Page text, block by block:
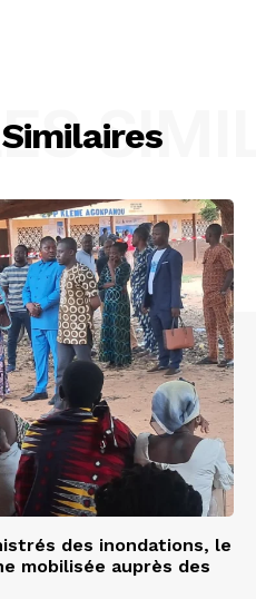
des inondations, le
mobilisée auprès des